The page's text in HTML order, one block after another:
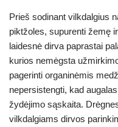
Prieš sodinant vilkdalgius
piktžoles, supurenti žemę
laidesnė dirva paprastai
kurios nemėgsta
pagerinti organinėmis
nepersistengti, kad
žydėjimo sąskaita.
vilkdalgiams dirvos